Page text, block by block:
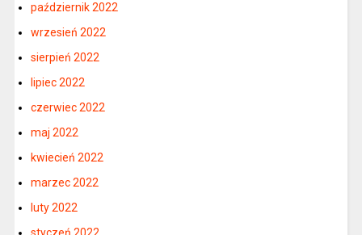
październik 2022
wrzesień 2022
sierpień 2022
lipiec 2022
czerwiec 2022
maj 2022
kwiecień 2022
marzec 2022
luty 2022